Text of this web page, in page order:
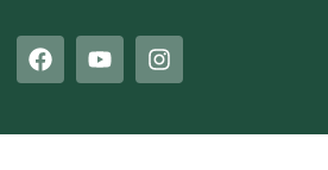
F
a
b
Y
o
u
I
n
a